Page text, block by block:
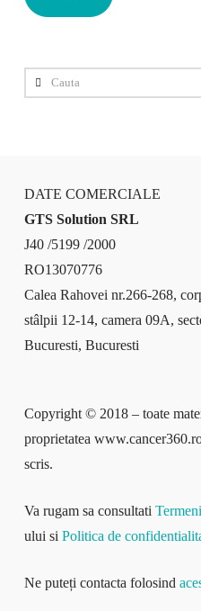
Cauta
DATE COMERCIALE
GTS Solution SRL
J40 /5199 /2000
RO13070776
Calea Rahovei nr.266-268,
stâlpii 12-14, camera 09A,
Bucuresti, Bucuresti
Copyright © 2018 – toate
proprietatea
scris.
Va rugam sa consultati
ului si Politica de
Ne puteți contacta folosind